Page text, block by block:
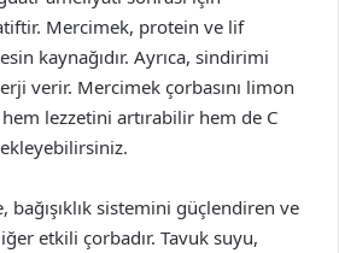
Mercimek, protein ve lif
kaynağıdır. Ayrıca, sindirimi
verir. Mercimek çorbasını limon
lezzetini artırabilir hem de C
bağışıklık sistemini güçlendiren ve
etkili çorbadır. Tavuk suyu,